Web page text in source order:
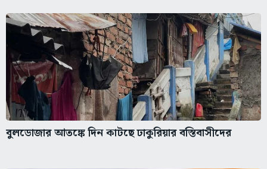
বুলডোজার আতঙ্কে দিন কাটছে ঢাকুরিয়ার বস্তিবাসীদের